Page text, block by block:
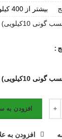
بیشتر از 400 کیلوگرم, کمتر از 400 کیلوگرم
10کیلویی)
10کیلویی)
افزودن به
افزودن به